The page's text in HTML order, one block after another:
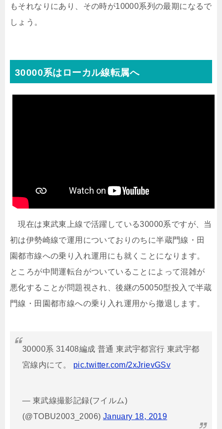
もそれなりにあり、その時が10000系列の最期になるで
しょう。
30000系はローカル線転属へ
現在は東武東上線で活躍している30000系ですが、当
初は伊勢崎線で運用についておりのちに半蔵門線・田
園都市線への乗り入れ運用にも就くことになります。
ところが中間運転台がついていることによって混雑が
悪化することが問題視され、後継の50050型投入で半蔵
門線・田園都市線への乗り入れ運用から撤退します。
30000系 31408編成 普通 東武宇都宮行 東武宇都
宮線内にて。 pic.twitter.com/2xJrievGSv
— 東武線撮影記録(フイルム)
(@TOBU2003_2006) January 18, 2019